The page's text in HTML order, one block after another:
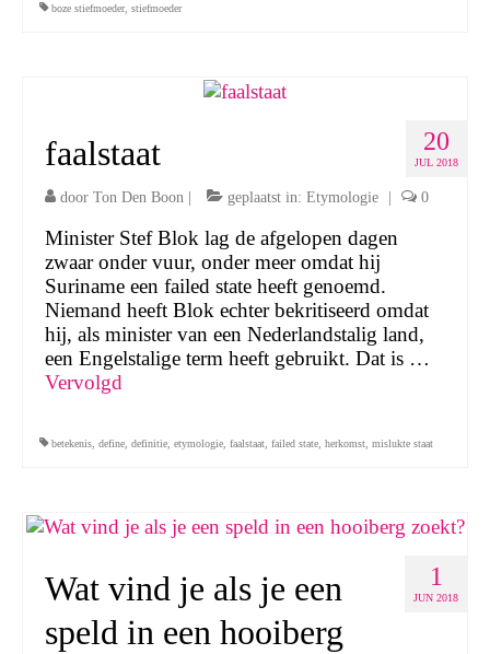
boze stiefmoeder, stiefmoeder
20
JUL 2018
faalstaat
door Ton Den Boon geplaatst in: Etymologie 0
Minister Stef Blok lag de afgelopen dagen
zwaar onder vuur, onder meer omdat hij
Suriname een failed state heeft genoemd.
Niemand heeft Blok echter bekritiseerd omdat
hij, als minister van een Nederlandstalig land,
een Engelstalige term heeft gebruikt. Dat is …
Vervolgd
betekenis define definitie etymologie faalstaat failed state herkomst mislukte staat
1
JUN 2018
Wat vind je als je een
speld in een hooiberg